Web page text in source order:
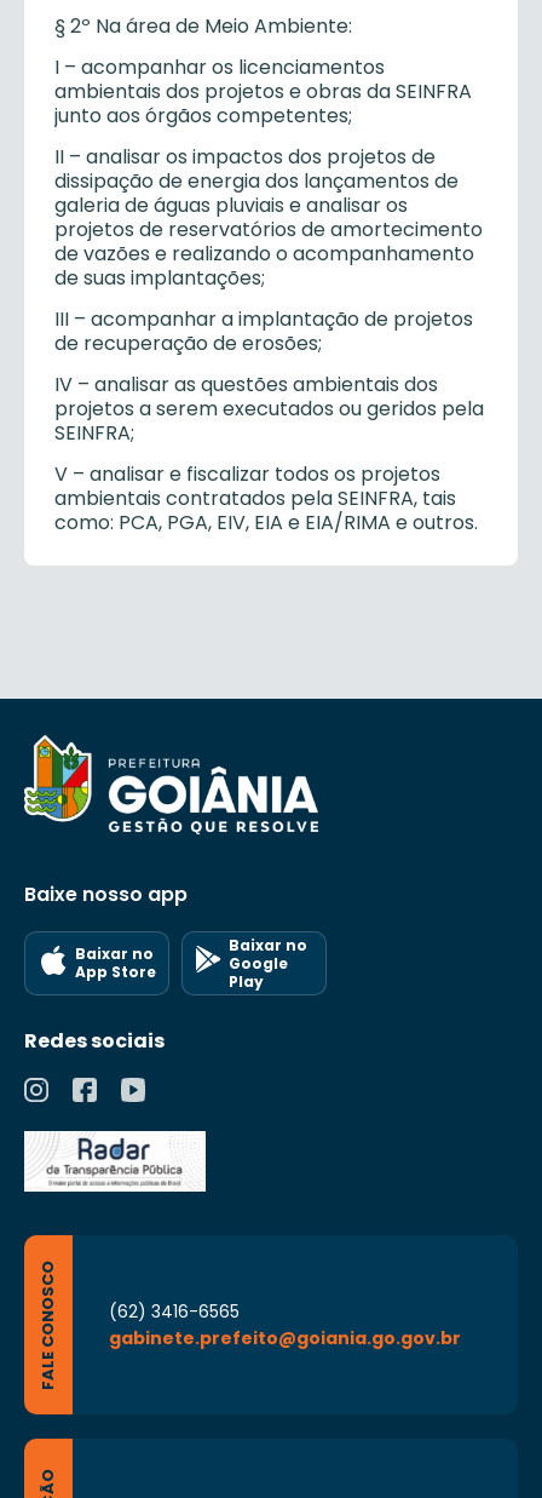
§ 2º Na área de Meio Ambiente:
I – acompanhar os licenciamentos
ambientais dos projetos e obras da SEINFRA
junto aos órgãos competentes;
II – analisar os impactos dos projetos de
dissipação de energia dos lançamentos de
galeria de águas pluviais e analisar os
projetos de reservatórios de amortecimento
de vazões e realizando o acompanhamento
de suas implantações;
III – acompanhar a implantação de projetos
de recuperação de erosões;
IV – analisar as questões ambientais dos
projetos a serem executados ou geridos pela
SEINFRA;
V – analisar e fiscalizar todos os projetos
ambientais contratados pela SEINFRA, tais
como: PCA, PGA, EIV, EIA e EIA/RIMA e outros.
Baixe nosso app
Baixar no
App Store
Baixar no
Google
Play
Redes sociais
FALE CONOSCO
(62) 3416-6565
gabinete.prefeito@goiania.go.gov.br